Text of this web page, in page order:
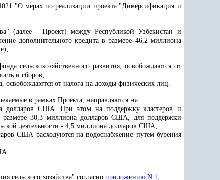
"О мерах по реализации проекта "Диверсификация и
(далее - Проект) между Республикой Узбекистан и
дополнительного кредита в размере 46,2 миллиона
сельскохозяйственного развития, освобождаются от
и сборов;
от налога на доходы физических лиц.
в рамках Проекта, направляются на:
долларов США. При этом на поддержку кластеров и
размере 30,3 миллиона долларов США, для поддержки
деятельности - 4,5 миллиона долларов США;
США расходуются на водоснабжение путем бурения
сельского хозяйства" согласно приложению N 1;